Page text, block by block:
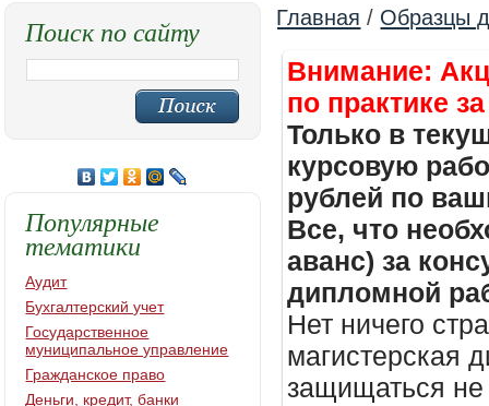
Главная / Образцы
Внимание:
по практике
Только в
курсовую
рублей по
Все, что
аванс) за
дипломной
Нет ничего
магистерская
защищаться не
Поиск по сайту
Популярные
тематики
Аудит
Бухгалтерский учет
Государственное
муниципальное управление
Гражданское право
Деньги, кредит, банки